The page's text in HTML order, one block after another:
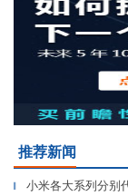
推荐新闻
▎ 小米各大系列分别